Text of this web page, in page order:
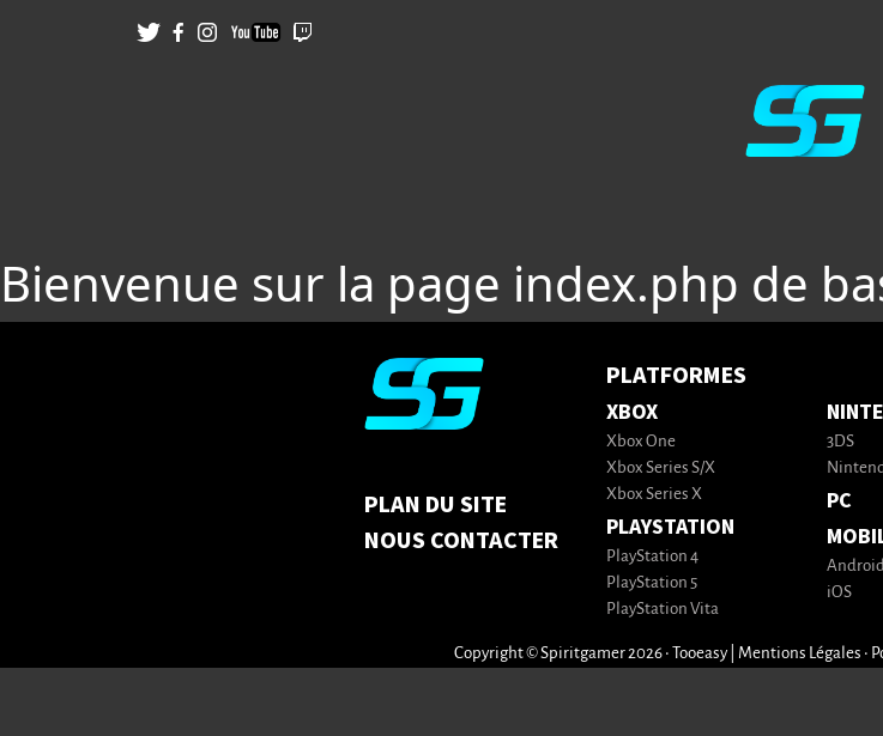
Bienvenue sur la page index.php de
PLAN DU SITE
NOUS CONTACTER
PLATFORMES
XBOX
Xbox One
Xbox Series S/X
Xbox Series X
PLAYSTATION
PlayStation 4
PlayStation 5
PlayStation Vita
3DS
PC
iOS
Copyright © Spiritgamer 2026 • Tooeasy Mentions Légales •